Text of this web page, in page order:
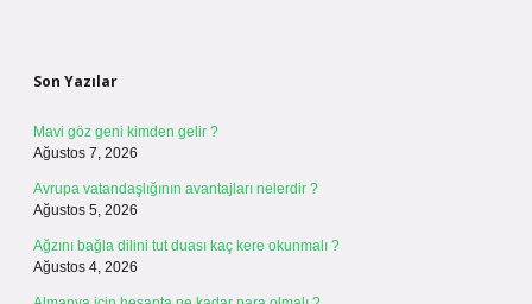
Son Yazılar
Mavi göz geni kimden gelir ?
Ağustos 7, 2026
Avrupa vatandaşlığının avantajları nelerdir ?
Ağustos 5, 2026
Ağzını bağla dilini tut duası kaç kere okunmalı ?
Ağustos 4, 2026